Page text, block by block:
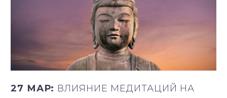
27 МАР: ВЛИЯНИЕ МЕДИТАЦИЙ НА